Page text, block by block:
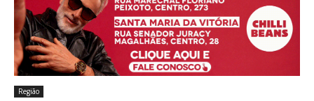
Região